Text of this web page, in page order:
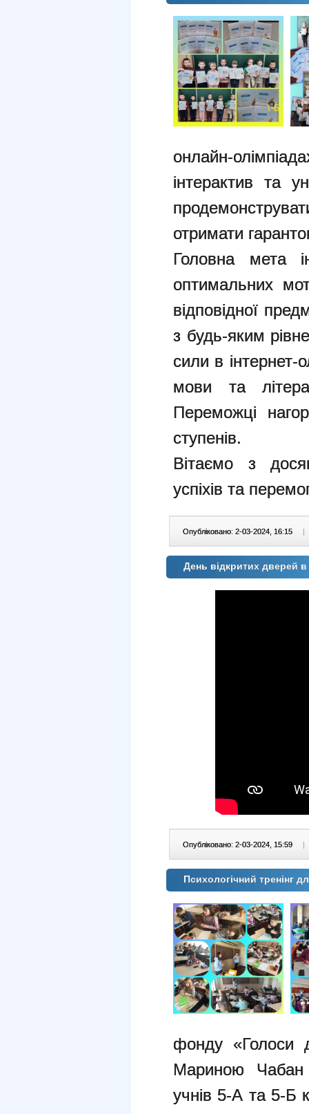
онлайн-
інтерактив та
отримати
Головна мета
оптимальних
відповідної
з будь-яким
сили в інтернет-
мови та
Переможці
ступенів.
Вітаємо з
успіхів та
Опубліковано: 2-03-2024, 16:15 |
День відкритих дверей
Опубліковано: 2-03-2024, 15:59 |
Психологічний тренінг
фонду «Голоси
Мариною Чабан
учнів 5-А та 5-Б